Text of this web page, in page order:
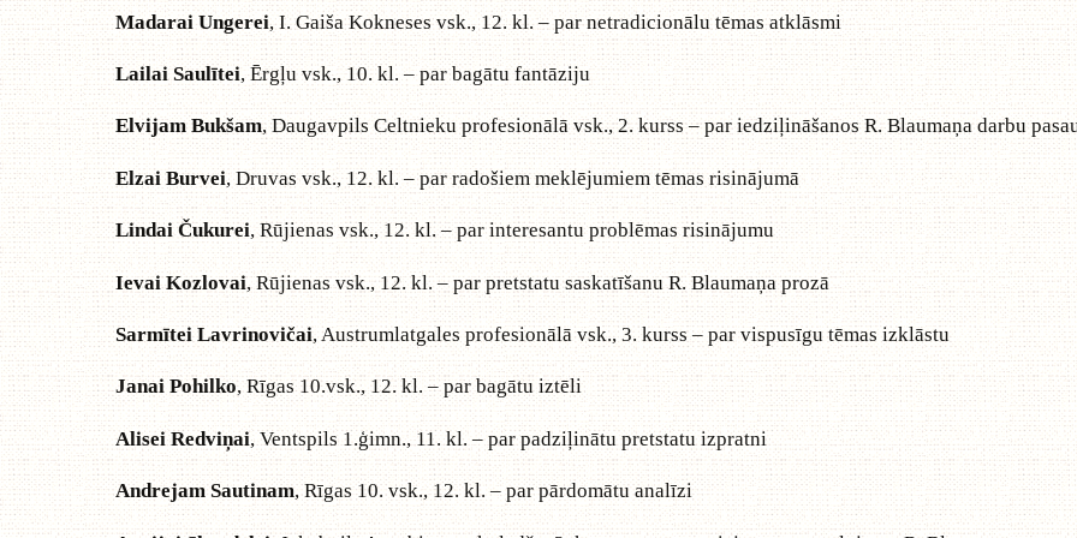
Madarai Ungerei, I. Gaiša Kokneses vsk., 12. kl. – par netradicionālu tēmas atklāsmi
Lailai Saulītei, Ērgļu vsk., 10. kl. – par bagātu fantāziju
Elvijam Bukšam, Daugavpils Celtnieku profesionālā vsk., 2. kurss – par iedziļināšanos R. Blaumaņa darbu
Elzai Burvei, Druvas vsk., 12. kl. – par radošiem meklējumiem tēmas risinājumā
Lindai Čukurei, Rūjienas vsk., 12. kl. – par interesantu problēmas risinājumu
Ievai Kozlovai, Rūjienas vsk., 12. kl. – par pretstatu saskatīšanu R. Blaumaņa prozā
Sarmītei Lavrinovičai, Austrumlatgales profesionālā vsk., 3. kurss – par vispusīgu tēmas izklāstu
Janai Pohilko, Rīgas 10.vsk., 12. kl. – par bagātu iztēli
Alisei Redviņai, Ventspils 1.ģimn., 11. kl. – par padziļinātu pretstatu izpratni
Andrejam Sautinam, Rīgas 10. vsk., 12. kl. – par pārdomātu analīzi